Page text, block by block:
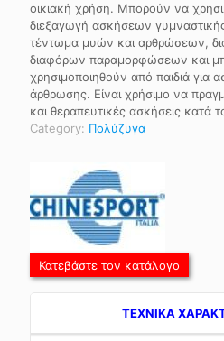
οικιακή χρήση. Μπορούν να
διεξαγωγή ασκήσεων
τέντωμα μυών και αρθρώσεων,
διαφόρων παραμορφώσεων και
χρησιμοποιηθούν από παιδιά για
άρθρωσης. Είναι χρήσιμο να
και θεραπευτικές ασκήσεις κατά
Category: Πολύζυγα
Κατεβάστε τον κατάλογο
TEXNIKA